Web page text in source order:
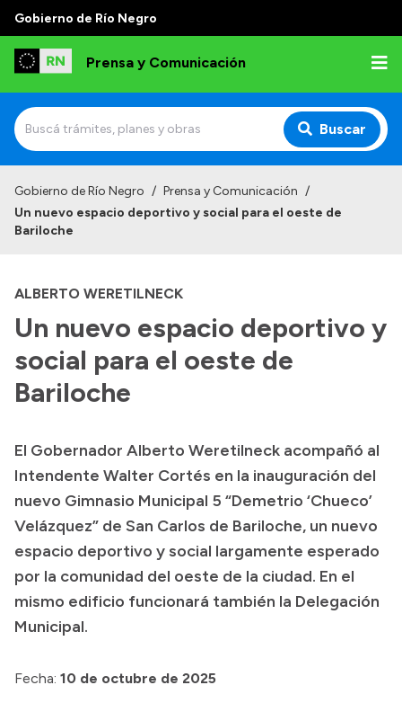
Gobierno de Río Negro
Prensa y Comunicación
Buscar
Institucional
Referentes de prensa
Archivo de noticias
Transparencia
Boletín Oficial
Compras y licitaciones
Consulta de expedientes
Consulta de pago a proveedores
Convocatorias
Intranet
Gobierno de Río Negro / Prensa y Comunicación /
Un nuevo espacio deportivo y social para el oeste de
Bariloche
ALBERTO WERETILNECK
Un nuevo espacio deportivo y
social para el oeste de
Bariloche
El Gobernador Alberto Weretilneck acompañó al
Intendente Walter Cortés en la inauguración del
nuevo Gimnasio Municipal 5 “Demetrio ‘Chueco’
Velázquez” de San Carlos de Bariloche, un nuevo
espacio deportivo y social largamente esperado
por la comunidad del oeste de la ciudad. En el
mismo edificio funcionará también la Delegación
Municipal.
Fecha: 10 de octubre de 2025